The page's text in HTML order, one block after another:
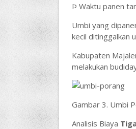
Þ Waktu panen
Umbi yang
kecil ditinggalkan
Kabupaten
melakukan
Gambar 3. Umbi
Analisis Biaya